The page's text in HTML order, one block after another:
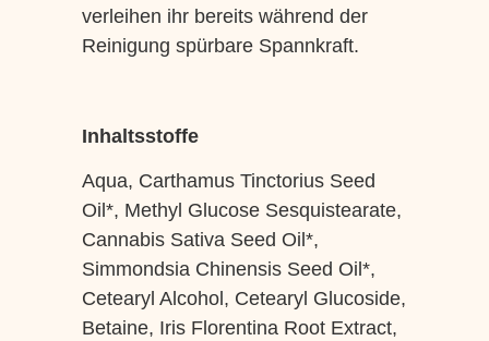
verleihen ihr bereits während der
Reinigung spürbare Spannkraft.
Inhaltsstoffe
Aqua, Carthamus Tinctorius Seed
Oil*, Methyl Glucose Sesquistearate,
Cannabis Sativa Seed Oil*,
Simmondsia Chinensis Seed Oil*,
Cetearyl Alcohol, Cetearyl Glucoside,
Betaine, Iris Florentina Root Extract,